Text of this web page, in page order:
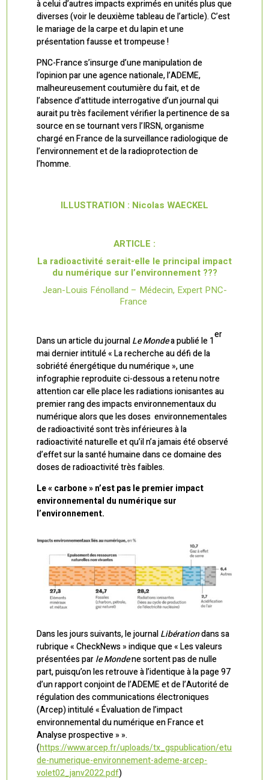
à celui d’autres impacts exprimés en unités plus que
diverses (voir le deuxième tableau de l’article). C’est
le mariage de la carpe et du lapin et une
présentation fausse et trompeuse !
PNC-France s’insurge d’une manipulation de
l’opinion par une agence nationale, l’ADEME,
malheureusement coutumière du fait, et de
l’absence d’attitude interrogative d’un journal qui
aurait pu très facilement vérifier la pertinence de sa
source en se tournant vers l’IRSN, organisme
chargé en France de la surveillance radiologique de
l’environnement et de la radioprotection de
l’homme.
ILLUSTRATION : Nicolas WAECKEL
ARTICLE :
La radioactivité serait-elle le principal impact
du numérique sur l’environnement ???
Jean-Louis Fénolland – Médecin, Expert PNC-
France
Dans un article du journalLe Mondea publié le 1
er
mai dernier intitulé « La recherche au défi de la
sobriété énergétique du numérique », une
infographie reproduite ci-dessous a retenu notre
attention car elle place les radiations ionisantes au
premier rang des impacts environnementaux du
numérique alors que les doses environnementales
de radioactivité sont très inférieures à la
radioactivité naturelle et qu’il n’a jamais été observé
d’effet sur la santé humaine dans ce domaine des
doses de radioactivité très faibles.
Le « carbone » n’est pas le premier impact
environnemental du numérique sur
l’environnement.
Dans les jours suivants, le journalLibérationdans sa
rubrique « CheckNews » indique que « Les valeurs
présentées parle Mondene sortent pas de nulle
part, puisqu’on les retrouve à l’identique à la page 97
d’un rapport conjoint de l’ADEME et de l’Autorité de
régulation des communications électroniques
(Arcep) intitulé « Évaluation de l’impact
environnemental du numérique en France et
Analyse prospective » ».
(https://www.arcep.fr/uploads/tx_gspublication/etu
de-numerique-environnement-ademe-arcep-
volet02_janv2022.pdf)